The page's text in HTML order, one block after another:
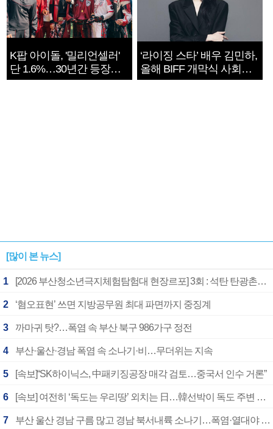
K팝 아이돌, '밀리언셀러'
단 1.6%…30년간 등장
1182개팀 전수조사
‘라이징 스타’ 배우 김민하,
올해 BIFF 개막식 사회자
확정
[많이 본 뉴스]
1 [2026 부산청소년극지체험탐험대 현장르포] 3회 : 석탄 탄광촌에서 북극 연구의 중심지로
2 ‘혐오표현’ 쓰면 지방공무원 최대 파면까지 중징계
3 까마귀 탓?…폭염 속 부산 북구 986가구 정전
4 부산·울산·경남 폭염 속 소나기·비…무더위는 지속
5 [속보]“SK하이닉스, 中패키징공장 매각 검토…중국서 인수 거론”
6 [속보] 여전히 ‘독도는 우리땅’ 외치는 日…韓선박이 독도 주변 해양조사 활동하자 반발
7 부산 울산 경남 구름 많고 경남 북서내륙 소나기…폭염·열대야 계속